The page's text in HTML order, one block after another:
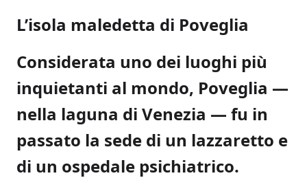
L’isola maledetta di Poveglia
Considerata uno dei luoghi più
inquietanti al mondo, Poveglia —
nella laguna di Venezia — fu in
passato la sede di un lazzaretto e
di un ospedale psichiatrico.